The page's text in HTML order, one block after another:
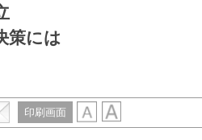
策には
印刷画面